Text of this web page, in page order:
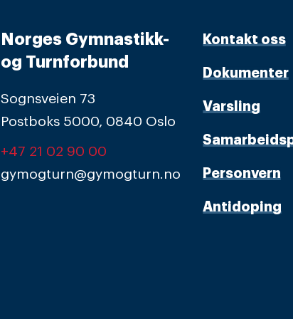
Norges Gymnastikk-
og Turnforbund
Sognsveien 73
Postboks 5000, 0840 Oslo
+47 21 02 90 00
gymogturn@gymogturn.no
Kontakt oss
Dokumenter
Varsling
Personvern
Antidoping